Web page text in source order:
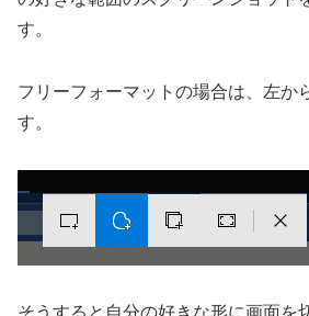
す。
フリーフォーマットの場合は、左か
す。
そうすると自分の好きな形に画面を